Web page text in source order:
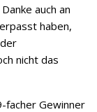
auch an
haben,
nicht das
facher Gewinner